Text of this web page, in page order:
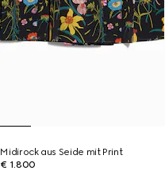
Midirock aus Seide mit Print
€ 1.800